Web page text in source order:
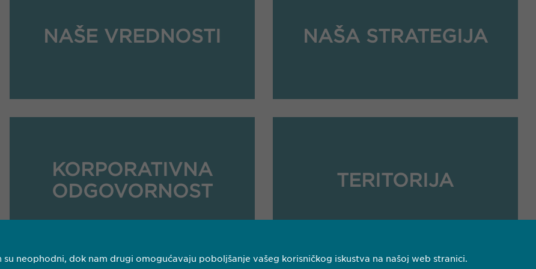
NAŠE VREDNOSTI
KORPORATIVNA
ODGOVORNOST
NAŠA STRATEGIJA
TERITORIJA
neophodni, dok nam drugi omogućavaju poboljšanje vašeg korisničkog iskustva na našoj web stranici.